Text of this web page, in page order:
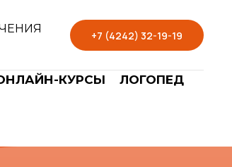
+7 (4242) 32-19-19
КУРСЫ
ЛОГОПЕД